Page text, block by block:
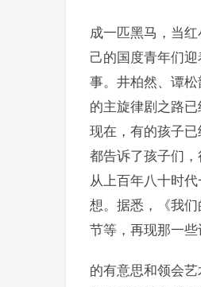
成一匹黑马，当
己的国度青年们
事。井柏然、谭
的主旋律剧之路已
现在，有的孩子
都告诉了孩子们
从上百年八十时
想。据悉，《我
节等，再现那一
的有意思和领会